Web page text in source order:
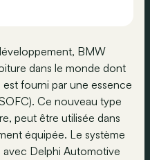
BMW
dans le monde dont
fourni par une essence
Ce nouveau type
peut être utilisée dans
équipée. Le système
Delphi Automotive